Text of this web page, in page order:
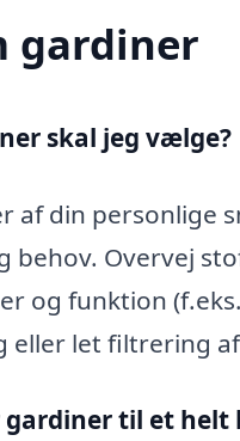
gardiner
skal jeg vælge?
af din personlige
behov. Overvej
og funktion (f.eks.
let filtrering af
gardiner til et helt